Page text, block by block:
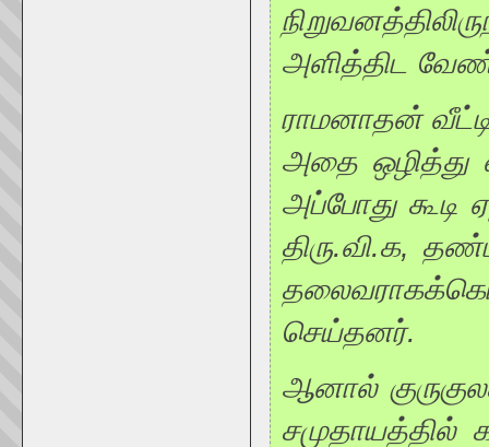
அளித்திட
ராமனாதன்
அதை ஒழித்து
அப்போது கூடி
திரு.வி.க,
செய்தனர்.
ஆனால்
சமுதாயத்தில்